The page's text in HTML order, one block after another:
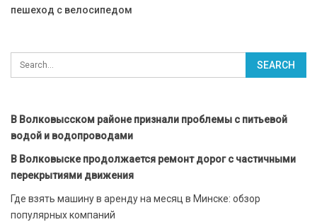
пешеход с велосипедом
В Волковысском районе признали проблемы с питьевой
водой и водопроводами
В Волковыске продолжается ремонт дорог с частичными
перекрытиями движения
Где взять машину в аренду на месяц в Минске: обзор
популярных компаний